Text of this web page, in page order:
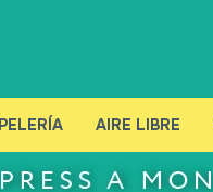
AIRE LIBRE